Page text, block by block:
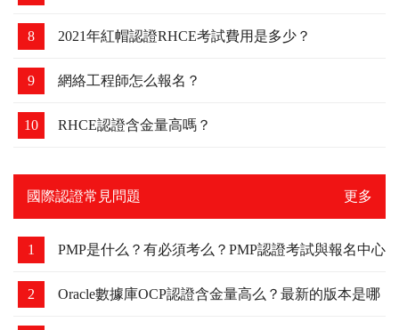
8 2021年紅帽認證RHCE考試費用是多少？
9 網絡工程師怎么報名？
10 RHCE認證含金量高嗎？
國際認證常見問題 更多
1 PMP是什么？有必須考么？PMP認證考試與報名中心
2 Oracle數據庫OCP認證含金量高么？最新的版本是哪